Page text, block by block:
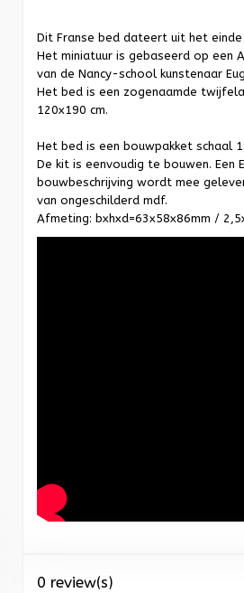
Dit Franse bed dateert uit het einde
Het miniatuur is gebaseerd op een
van de Nancy-school kunstenaar
Het bed is een zogenaamde
120x190 cm.
Het bed is een bouwpakket schaal
De kit is eenvoudig te bouwen. Een
bouwbeschrijving wordt mee
van ongeschilderd mdf.
Afmeting: bxhxd=63x58x86mm /
0 review(s)